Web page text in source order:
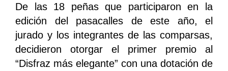
De las 18 peñas que participaron en la
edición del pasacalles de este año, el
jurado y los integrantes de las comparsas,
decidieron otorgar el primer premio al
“Disfraz más elegante” con una dotación de